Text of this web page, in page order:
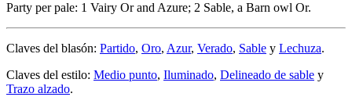
Party per pale: 1 Vairy Or and Azure; 2 Sable, a Barn owl Or.
Claves del blasón: Partido, Oro, Azur, Verado, Sable y Lechuza.
Claves del estilo: Medio punto, Iluminado, Delineado de sable y
Trazo alzado.